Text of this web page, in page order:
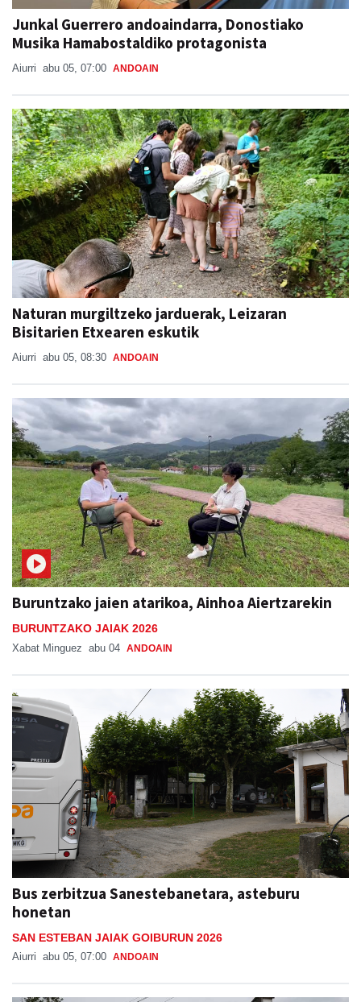
Junkal Guerrero andoaindarra, Donostiako
Musika Hamabostaldiko protagonista
Aiurri abu 05, 07:00 ANDOAIN
Naturan murgiltzeko jarduerak, Leizaran
Bisitarien Etxearen eskutik
Aiurri abu 05, 08:30 ANDOAIN
Buruntzako jaien atarikoa, Ainhoa Aiertzarekin
BURUNTZAKO JAIAK 2026
Xabat Minguez abu 04 ANDOAIN
Bus zerbitzua Sanestebanetara, asteburu
honetan
SAN ESTEBAN JAIAK GOIBURUN 2026
Aiurri abu 05, 07:00 ANDOAIN